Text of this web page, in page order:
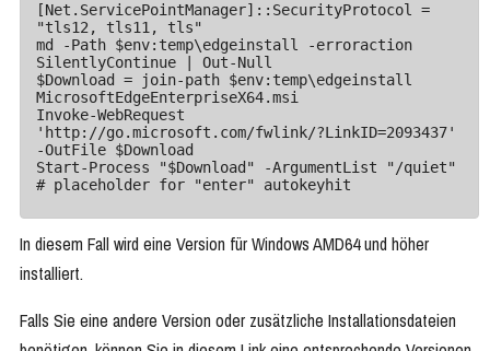
[Net.ServicePointManager]::SecurityProtocol =
"tls12, tls11, tls"
md -Path $env:temp\edgeinstall -erroraction
SilentlyContinue | Out-Null
$Download = join-path $env:temp\edgeinstall
MicrosoftEdgeEnterpriseX64.msi
Invoke-WebRequest
'http://go.microsoft.com/fwlink/?LinkID=2093437'
-OutFile $Download
Start-Process "$Download" -ArgumentList "/quiet"
# placeholder for "enter" autokeyhit
In diesem Fall wird eine Version für Windows AMD64 und höher
installiert.
Falls Sie eine andere Version oder zusätzliche Installationsdateien